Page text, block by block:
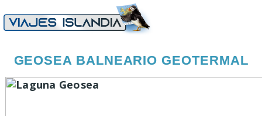
GEOSEA BALNEARIO GEOTERMAL